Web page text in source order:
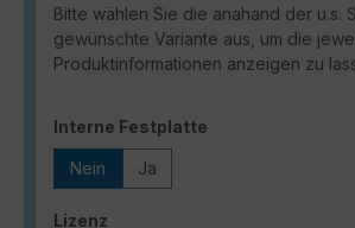
Bitte wählen Sie die anahand der u.s.
gewünschte Variante aus, um die
Produktinformationen anzeigen zu
Interne Festplatte
Nein Ja
Lizenz